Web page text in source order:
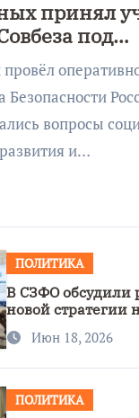
принял
под
Путина
Безопасности
вопросы
и…
ПОЛИТИКА
В СЗФО обсудили
новой стратегии
Июн 18, 2026
ПОЛИТИКА